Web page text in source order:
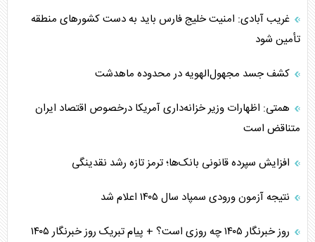
غریب آبادی: امنیت خلیج فارس باید به دست کشورهای منطقه
تأمین شود
کشف جسد مجهول‌الهویه در محدوده ماهدشت
همتی: اظهارات وزیر خزانه‌داری آمریکا درخصوص اقتصاد ایران
متناقض است
افزایش سپرده قانونی بانک‌ها؛ ترمز تازه رشد نقدینگی
نتیجه آزمون ورودی سمپاد سال ۱۴۰۵ اعلام شد
روز خبرنگار ۱۴۰۵ چه روزی است؟ + پیام تبریک روز خبرنگار ۱۴۰۵